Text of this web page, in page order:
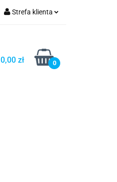
Strefa klienta
Zarejestruj się
Dodaj zgłoszenie
0,00 zł 0